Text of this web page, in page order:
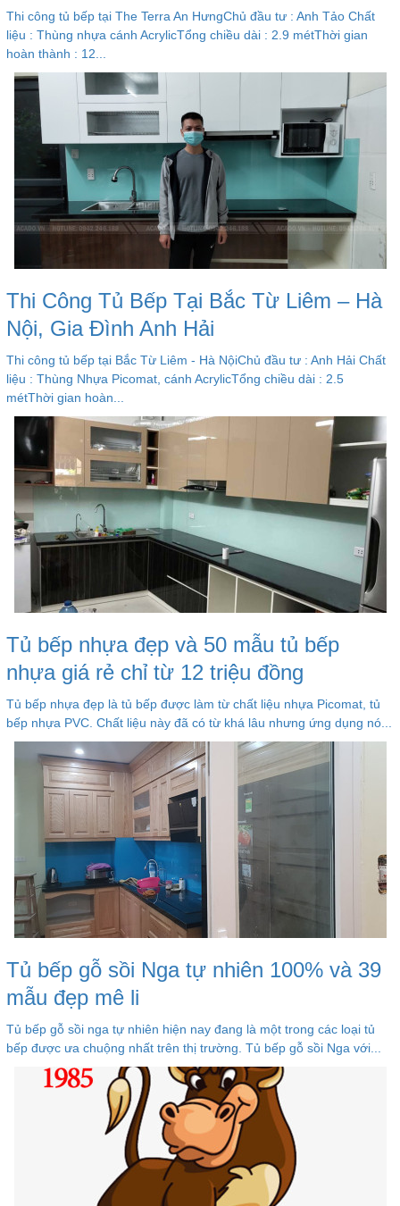
Thi công tủ bếp tại The Terra An HưngChủ đầu tư : Anh Tảo Chất
liệu : Thùng nhựa cánh AcrylicTổng chiều dài : 2.9 métThời gian
hoàn thành : 12...
Thi Công Tủ Bếp Tại Bắc Từ Liêm – Hà
Nội, Gia Đình Anh Hải
Thi công tủ bếp tại Bắc Từ Liêm - Hà NộiChủ đầu tư : Anh Hải Chất
liệu : Thùng Nhựa Picomat, cánh AcrylicTổng chiều dài : 2.5
métThời gian hoàn...
Tủ bếp nhựa đẹp và 50 mẫu tủ bếp
nhựa giá rẻ chỉ từ 12 triệu đồng
Tủ bếp nhựa đẹp là tủ bếp được làm từ chất liệu nhựa Picomat, tủ
bếp nhựa PVC. Chất liệu này đã có từ khá lâu nhưng ứng dụng nó...
Tủ bếp gỗ sồi Nga tự nhiên 100% và 39
mẫu đẹp mê li
Tủ bếp gỗ sồi nga tự nhiên hiện nay đang là một trong các loại tủ
bếp được ưa chuộng nhất trên thị trường. Tủ bếp gỗ sồi Nga với...